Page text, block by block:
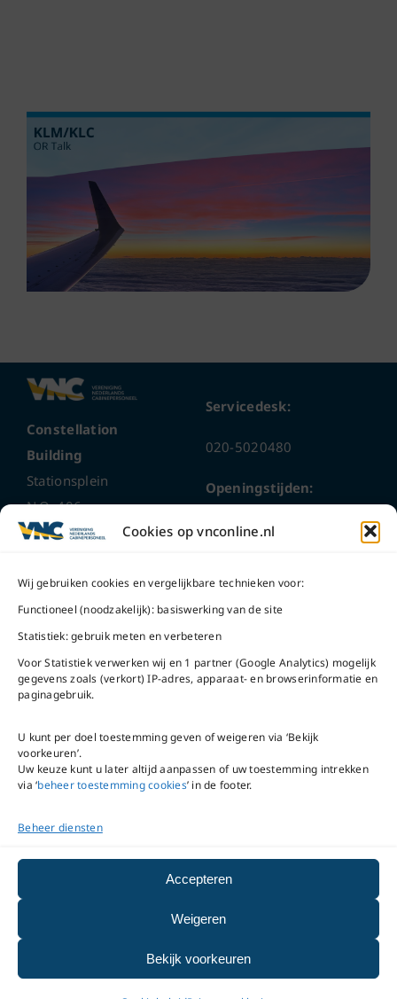
Cookies op vnconline.nl
Wij gebruiken cookies en vergelijkbare technieken voor:
Functioneel (noodzakelijk): basiswerking van de site
Statistiek: gebruik meten en verbeteren
Voor Statistiek verwerken wij en 1 partner (Google Analytics) mogelijk
gegevens zoals (verkort) IP-adres, apparaat- en browserinformatie en
paginagebruik.
U kunt per doel toestemming geven of weigeren via ‘Bekijk
voorkeuren’.
Uw keuze kunt u later altijd aanpassen of uw toestemming intrekken
via ‘beheer toestemming cookies’ in de footer.
Beheer diensten
Accepteren
Weigeren
Bekijk voorkeuren
Constellation
Building
Stationsplein
N.O. 406
1117 CL
Bel ons
Mail ons
Servicedesk:
020-5020480
Openingstijden:
ma t/m do
Na openingstijden
bereikbaar via
5020480
VNC Statuten
version
Copyright ©
beheer